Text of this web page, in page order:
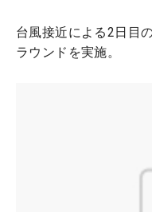
台風接近による2日目
ラウンドを実施。